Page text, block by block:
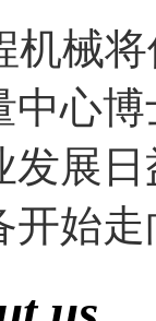
机械
中心
发展
开始